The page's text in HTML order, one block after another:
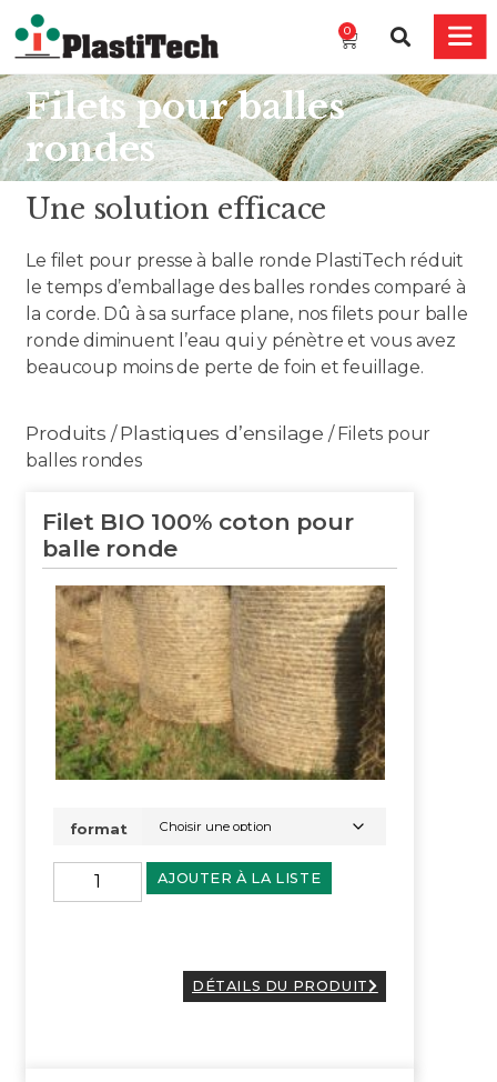
0
Filets pour balles
rondes
Une solution efficace
Le filet pour presse à balle ronde PlastiTech réduit
le temps d’emballage des balles rondes comparé à
la corde. Dû à sa surface plane, nos filets pour balle
ronde diminuent l’eau qui y pénètre et vous avez
beaucoup moins de perte de foin et feuillage.
Produits / Plastiques d’ensilage / Filets pour
balles rondes
Filet BIO 100% coton pour
balle ronde
format
AJOUTER À LA LISTE
DÉTAILS DU PRODUIT